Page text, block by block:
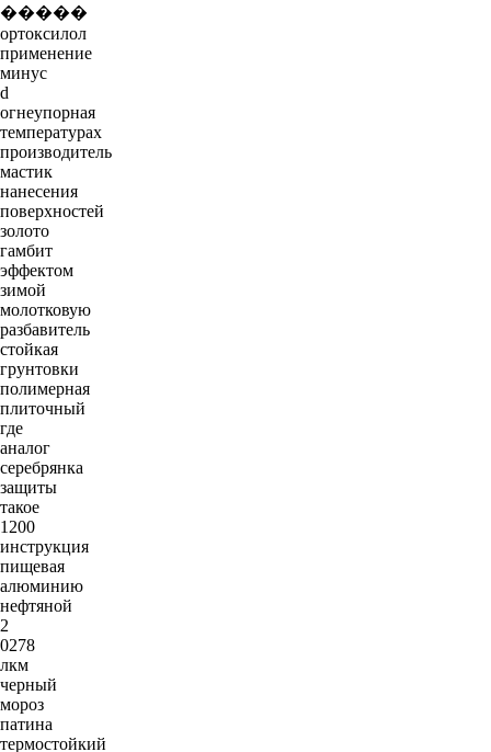
�����
ортоксилол
применение
минус
d
огнеупорная
температурах
производитель
мастик
нанесения
поверхностей
золото
гамбит
эффектом
зимой
молотковую
разбавитель
стойкая
грунтовки
полимерная
плиточный
где
аналог
серебрянка
защиты
такое
1200
инструкция
пищевая
алюминию
нефтяной
2
0278
лкм
черный
мороз
патина
термостойкий